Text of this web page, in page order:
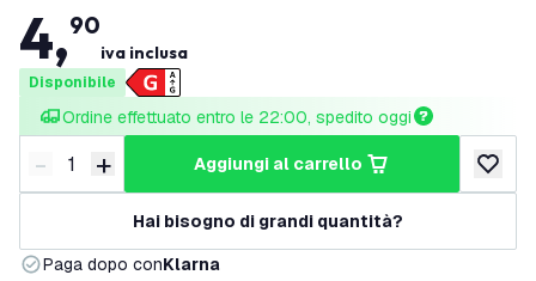
4,90
iva inclusa
Disponibile
Ordine effettuato entro le 22:00, spedito oggi
Riduci quantità
- Aumenta quantità
+ aggiungi al carrello
Hai bisogno di grandi quantità?
Paga dopo conKlarna